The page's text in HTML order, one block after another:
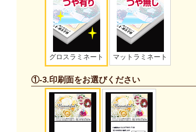
グロスラミネート マットラミネート
①-3.印刷面をお選びください